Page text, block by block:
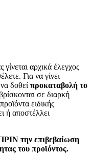
αρχικά έλεγχος
Για να γίνει
δοθείπροκαταβολή το
σε διαρκή
ειδικής
ή αποστέλλει
την επιβεβαίωση
του προϊόντος.